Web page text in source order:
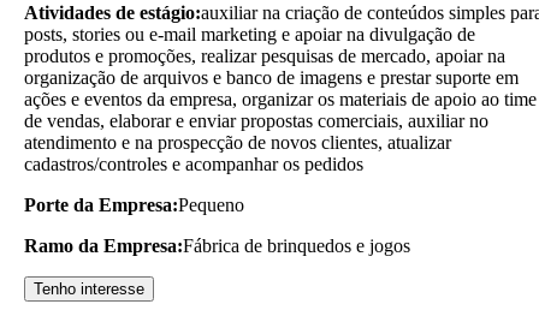
Atividades de estágio:auxiliar na criação de conteúdos simples
posts, stories ou e-mail marketing e apoiar na divulgação de
produtos e promoções, realizar pesquisas de mercado, apoiar na
organização de arquivos e banco de imagens e prestar suporte em
ações e eventos da empresa, organizar os materiais de apoio ao time
de vendas, elaborar e enviar propostas comerciais, auxiliar no
atendimento e na prospecção de novos clientes, atualizar
cadastros/controles e acompanhar os pedidos
Porte da Empresa:Pequeno
Ramo da Empresa:Fábrica de brinquedos e jogos
Tenho interesse